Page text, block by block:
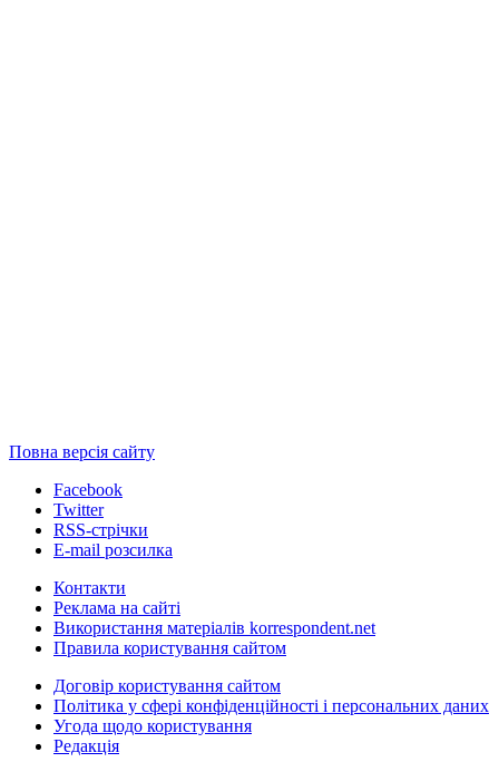
Повна версія сайту
Facebook
Twitter
RSS-стрічки
E-mail розсилка
Контакти
Реклама на сайті
Використання матеріалів korrespondent.net
Правила користування сайтом
Договір користування сайтом
Політика у сфері конфіденційності і персональних даних
Угода щодо користування
Редакція